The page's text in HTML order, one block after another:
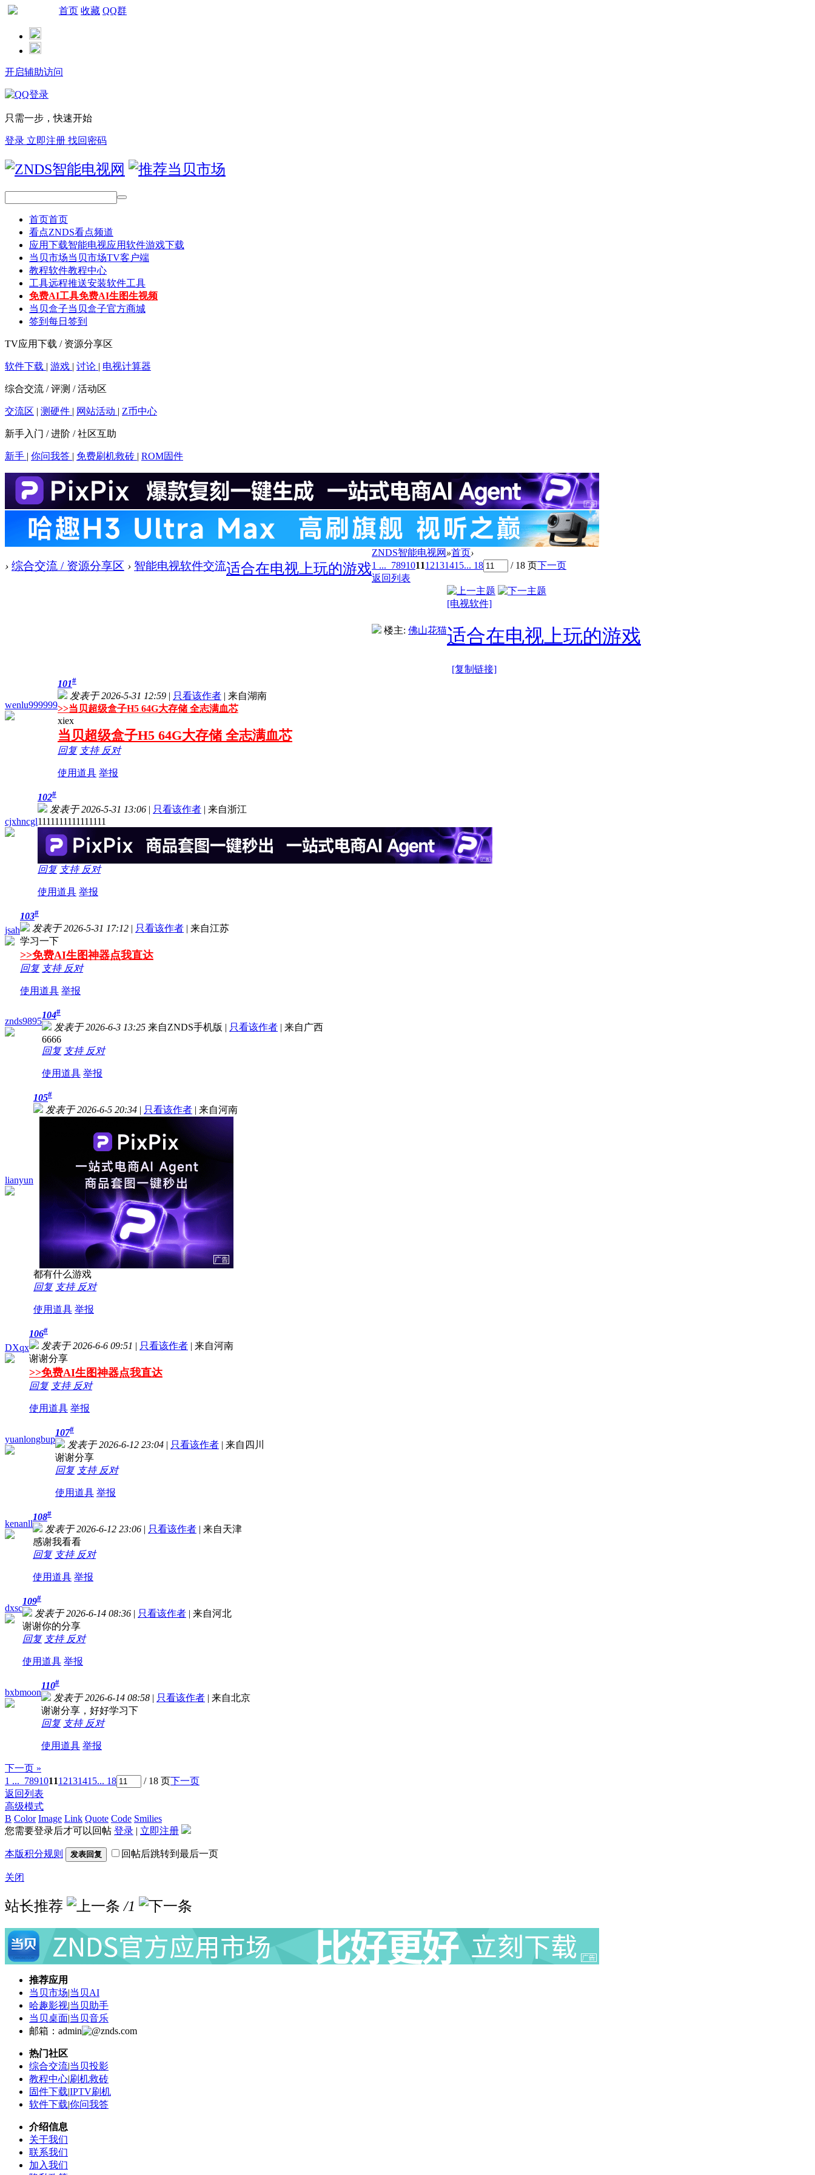
首页 收藏 QQ群
开启辅助访问
只需一步，快速开始
登录 立即注册 找回密码
首页首页
看点ZNDS看点频道
应用下载智能电视应用软件游戏下载
当贝市场当贝市场TV客户端
教程软件教程中心
工具远程推送安装软件工具
免费AI工具免费AI生图生视频
当贝盒子当贝盒子官方商城
签到 每日签到
TV应用下载 / 资源分享区
软件下载 | 游戏 | 讨论 | 电视计算器
综合交流 / 评测 / 活动区
交流区 | 测硬件 | 网站活动 | Z币中心
新手入门 / 进阶 / 社区互助
新手 | 你问我答 | 免费刷机救砖 | ROM固件
ZNDS智能电视网 »首页
› 综合交流 / 资源分享区 › 智能电视软件交流
›
适合在电视上玩的游戏1 ... 789101112131415... 18 / 18 页下一页
返回列表
楼主: 佛山花猫
[电视软件]
适合在电视上玩的游戏
[复制链接]
wenlu999999
101#
发表于 2026-5-31 12:59 | 只看该作者 | 来自湖南
>>当贝超级盒子H5 64G大存储 全志满血芯
xiex
当贝超级盒子H5 64G大存储 全志满血芯
回复 支持 反对
使用道具 举报
cjxhncgl
102#
发表于 2026-5-31 13:06 | 只看该作者 | 来自浙江
1111111111111111
回复 支持 反对
使用道具 举报
jsah
103#
发表于 2026-5-31 17:12 | 只看该作者 | 来自江苏
学习一下
>>免费AI生图神器点我直达
回复 支持 反对
使用道具 举报
znds9895
104#
发表于 2026-6-3 13:25 来自ZNDS手机版 | 只看该作者 | 来自广西
6666
回复 支持 反对
使用道具 举报
lianyun
105#
发表于 2026-6-5 20:34 | 只看该作者 | 来自河南
都有什么游戏
回复 支持 反对
使用道具 举报
DXqx
106#
发表于 2026-6-6 09:51 | 只看该作者 | 来自河南
谢谢分享
>>免费AI生图神器点我直达
回复 支持 反对
使用道具 举报
yuanlongbup
107#
发表于 2026-6-12 23:04 | 只看该作者 | 来自四川
谢谢分享
回复 支持 反对
使用道具 举报
kenanll
108#
发表于 2026-6-12 23:06 | 只看该作者 | 来自天津
感谢我看看
回复 支持 反对
使用道具 举报
dxsc
109#
发表于 2026-6-14 08:36 | 只看该作者 | 来自河北
谢谢你的分享
回复 支持 反对
使用道具 举报
bxbmoon
110#
发表于 2026-6-14 08:58 | 只看该作者 | 来自北京
谢谢分享，好好学习下
回复 支持 反对
使用道具 举报
下一页 »
1 ... 789101112131415... 18 / 18 页下一页
返回列表
高级模式
B Color Image Link Quote Code Smilies
您需要登录后才可以回帖 登录 | 立即注册
本版积分规则 发表回复 回帖后跳转到最后一页
关闭
站长推荐 /1
推荐应用
当贝市场|当贝AI
哈趣影视|当贝助手
当贝桌面|当贝音乐
邮箱：admin
znds.com
热门社区
综合交流|当贝投影
教程中心|刷机救砖
固件下载|IPTV刷机
软件下载|你问我答
介绍信息
关于我们
联系我们
加入我们